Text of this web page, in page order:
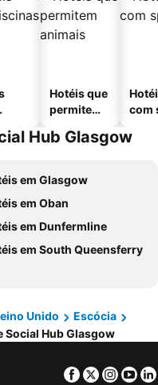
Hotéis que
permitem
com
Hub Glasgow
em Glasgow
em Oban
em Dunfermline
em South Queensferry
Unido
Escócia
Social Hub Glasgow
Facebook
Twitter